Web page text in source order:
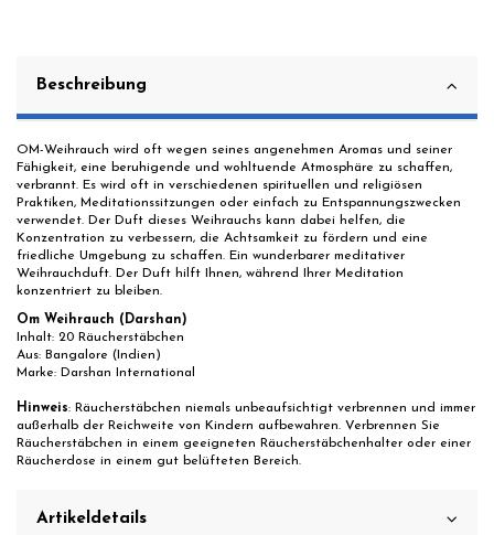
Beschreibung
OM-Weihrauch wird oft wegen seines angenehmen Aromas und seiner
Fähigkeit, eine beruhigende und wohltuende Atmosphäre zu schaffen,
verbrannt. Es wird oft in verschiedenen spirituellen und religiösen
Praktiken, Meditationssitzungen oder einfach zu Entspannungszwecken
verwendet. Der Duft dieses Weihrauchs kann dabei helfen, die
Konzentration zu verbessern, die Achtsamkeit zu fördern und eine
friedliche Umgebung zu schaffen. Ein wunderbarer meditativer
Weihrauchduft. Der Duft hilft Ihnen, während Ihrer Meditation
konzentriert zu bleiben.
Om Weihrauch (Darshan)
Inhalt: 20 Räucherstäbchen
Aus: Bangalore (Indien)
Marke: Darshan International
Hinweis: Räucherstäbchen niemals unbeaufsichtigt verbrennen und immer
außerhalb der Reichweite von Kindern aufbewahren. Verbrennen Sie
Räucherstäbchen in einem geeigneten Räucherstäbchenhalter oder einer
Räucherdose in einem gut belüfteten Bereich.
Artikeldetails